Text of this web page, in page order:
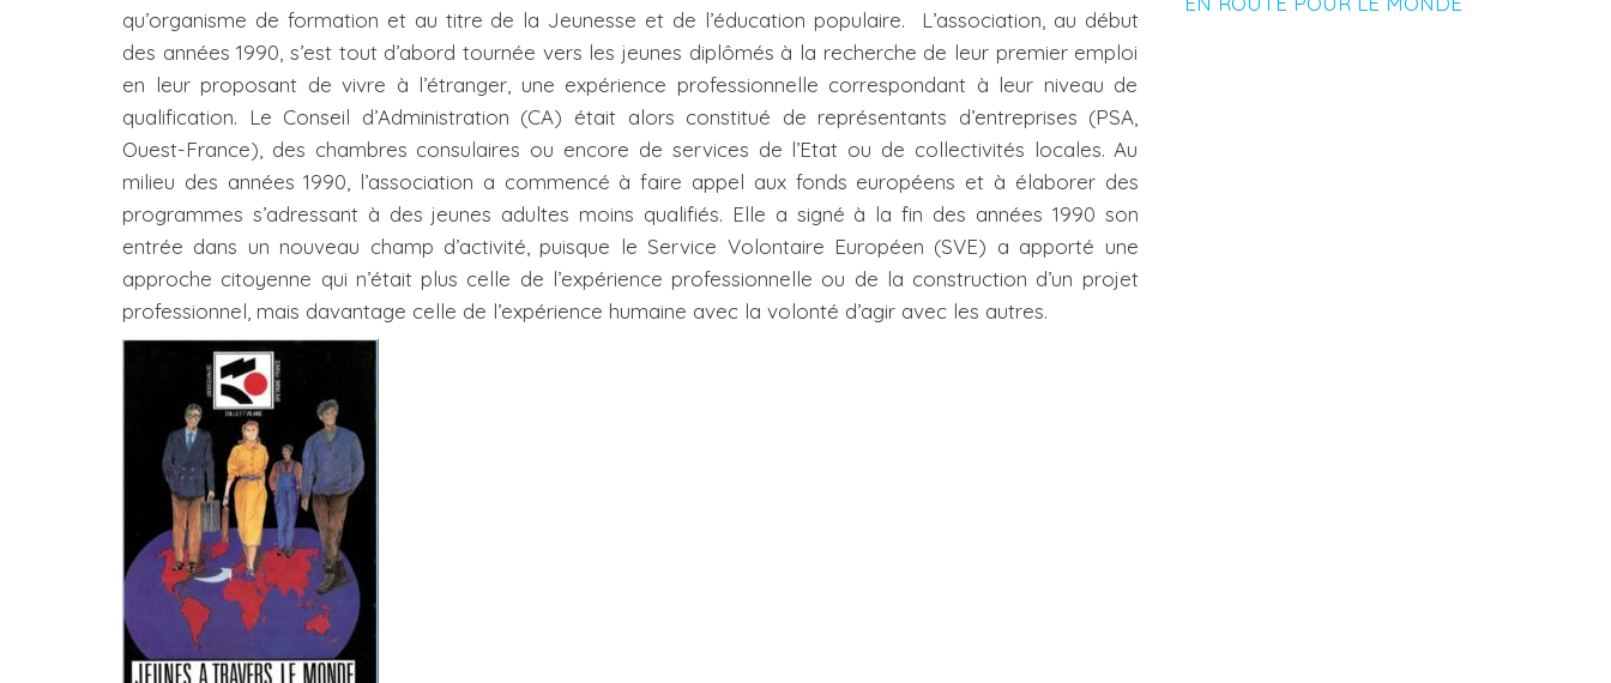
qu’organisme de formation et au titre de la Jeunesse et de l’éducation populaire. L’association, au début
des années 1990, s’est tout d’abord tournée vers les jeunes diplômés à la recherche de leur premier emploi
en leur proposant de vivre à l’étranger, une expérience professionnelle correspondant à leur niveau de
qualification. Le Conseil d’Administration (CA) était alors constitué de représentants d’entreprises (PSA,
Ouest-France), des chambres consulaires ou encore de services de l’Etat ou de collectivités locales. Au
milieu des années 1990, l’association a commencé à faire appel aux fonds européens et à élaborer des
programmes s’adressant à des jeunes adultes moins qualifiés. Elle a signé à la fin des années 1990 son
entrée dans un nouveau champ d’activité, puisque le Service Volontaire Européen (SVE) a apporté une
approche citoyenne qui n’était plus celle de l’expérience professionnelle ou de la construction d’un projet
professionnel, mais davantage celle de l’expérience humaine avec la volonté d’agir avec les autres.